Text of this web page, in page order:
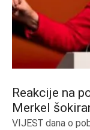
Reakcije na
Merkel
VIJEST dana o